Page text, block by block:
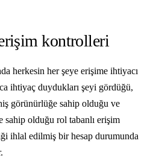
kontrolleri
herkesin her şeye erişime ihtiyacı
ihtiyaç duydukları şeyi gördüğü,
görünürlüğe sahip olduğu ve
olduğu rol tabanlı erişim
ihlal edilmiş bir hesap durumunda